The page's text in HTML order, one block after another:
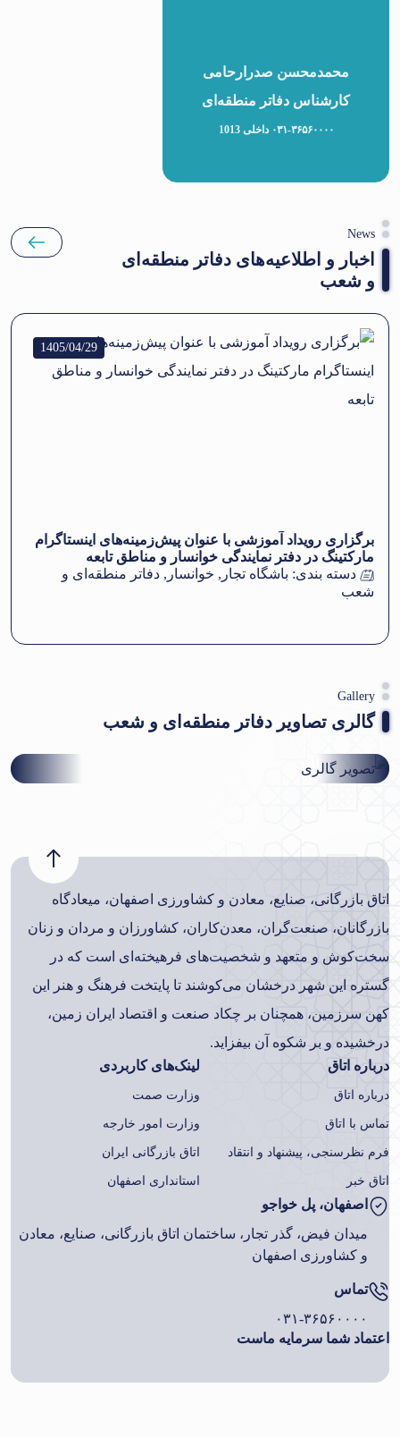
محمدمحسن صدرارحامی
کارشناس دفاتر منطقه‌ای
۰۳۱-۳۶۵۶۰۰۰۰ داخلی 1013
News
اخبار و اطلاعیه‌های دفاتر منطقه‌ای
و شعب
1405/04/29
برگزاری رویداد آموزشی با عنوان پیش‌زمینه‌های اینستاگرام
مارکتینگ در دفتر نمایندگی خوانسار و مناطق تابعه
دسته بندی: باشگاه تجار , خوانسار , دفاتر منطقه‌ای و
شعب
Gallery
گالری تصاویر دفاتر منطقه‌ای و شعب
اتاق بازرگانی، صنایع، معادن و کشاورزی اصفهان، میعادگاه
بازرگانان، صنعت‌گران، معدن‌کاران، کشاورزان و مردان و زنان
سخت‌کوش و متعهد و شخصیت‌های فرهیخته‌ای است که در
گستره این شهر درخشان می‌کوشند تا پایتخت فرهنگ و هنر این
کهن سرزمین، همچنان بر چکاد صنعت و اقتصاد ایران زمین،
درخشیده و بر شکوه آن بیفزاید.
درباره اتاق
درباره اتاق
تماس با اتاق
فرم نظرسنجی، پیشنهاد و انتقاد
اتاق خبر
لینک‌های کاربردی
وزارت صمت
وزارت امور خارجه
اتاق بازرگانی ایران
استانداری اصفهان
اصفهان، پل خواجو
میدان فیض، گذر تجار، ساختمان اتاق بازرگانی، صنایع، معادن
و کشاورزی اصفهان
تماس
۰۳۱-۳۶۵۶۰۰۰۰
اعتماد شما سرمایه ماست